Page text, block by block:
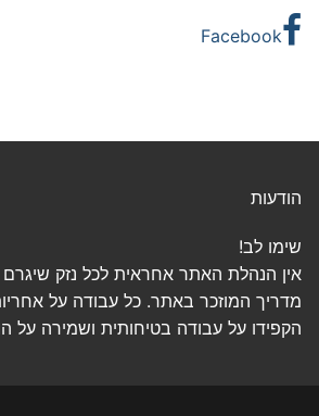
Facebook
הודעות
שימו לב!
אין הנהלת האתר אחראית לכל נזק
מדריך המוזכר באתר. כל עבודה על
הקפידו על עבודה בטיחותית ושמירה על